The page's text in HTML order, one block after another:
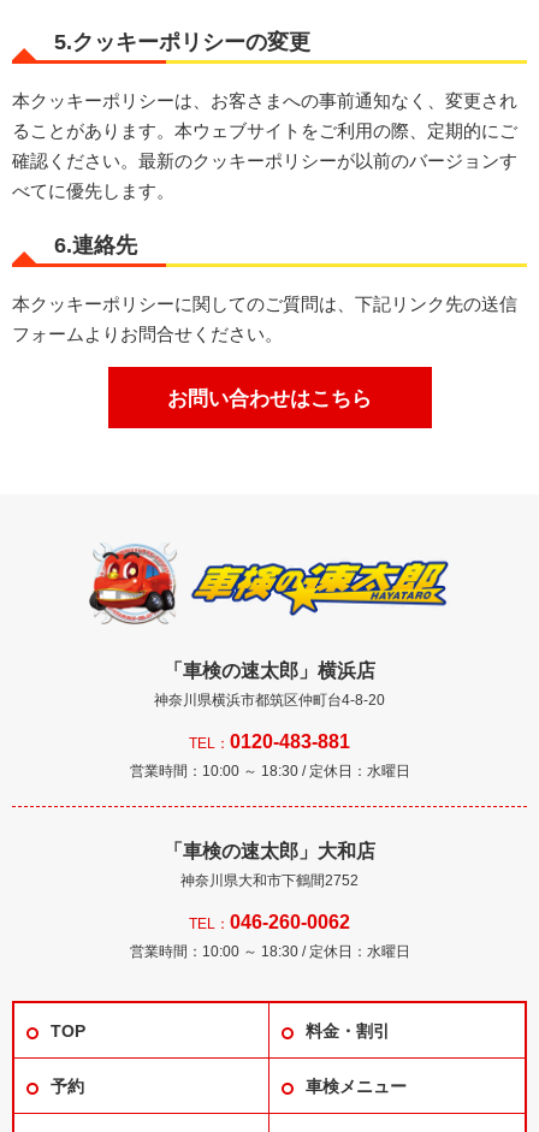
5.クッキーポリシーの変更
本クッキーポリシーは、お客さまへの事前通知なく、変更され
ることがあります。本ウェブサイトをご利用の際、定期的にご
確認ください。最新のクッキーポリシーが以前のバージョンす
べてに優先します。
6.連絡先
本クッキーポリシーに関してのご質問は、下記リンク先の送信
フォームよりお問合せください。
お問い合わせはこちら
「車検の速太郎」横浜店
神奈川県横浜市都筑区仲町台4-8-20
TEL： 0120-483-881
営業時間：10:00 ～ 18:30 / 定休日：水曜日
「車検の速太郎」大和店
神奈川県大和市下鶴間2752
TEL： 046-260-0062
営業時間：10:00 ～ 18:30 / 定休日：水曜日
TOP 料金・割引
予約 車検メニュー